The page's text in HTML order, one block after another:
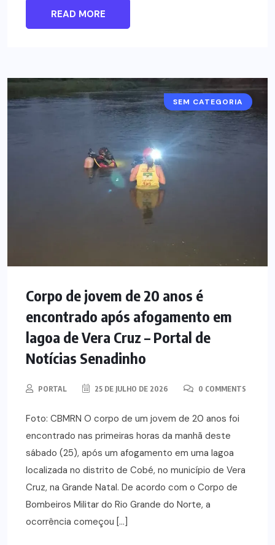
READ MORE
SEM CATEGORIA
Corpo de jovem de 20 anos é
encontrado após afogamento em
lagoa de Vera Cruz – Portal de
Notícias Senadinho
PORTAL 25 DE JULHO DE 2026 0 COMMENTS
Foto: CBMRN O corpo de um jovem de 20 anos foi
encontrado nas primeiras horas da manhã deste
sábado (25), após um afogamento em uma lagoa
localizada no distrito de Cobé, no município de Vera
Cruz, na Grande Natal. De acordo com o Corpo de
Bombeiros Militar do Rio Grande do Norte, a
ocorrência começou […]